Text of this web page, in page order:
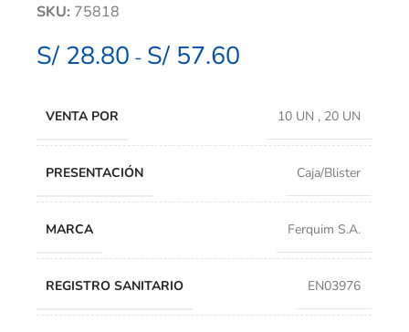
SKU: 75818
S/ 28.80 - S/ 57.60
VENTA POR 10 UN , 20 UN
PRESENTACIÓN Caja/Blister
MARCA Ferquim S.A.
REGISTRO SANITARIO EN03976